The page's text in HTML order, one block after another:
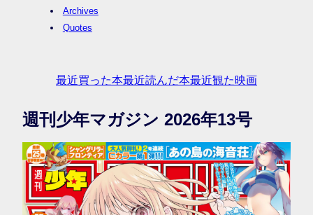
Archives
Quotes
最近買った本最近読んだ本最近観た映画
週刊少年マガジン 2026年13号